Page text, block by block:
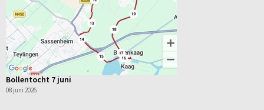
Bollentocht 7 juni
08 juni 2026